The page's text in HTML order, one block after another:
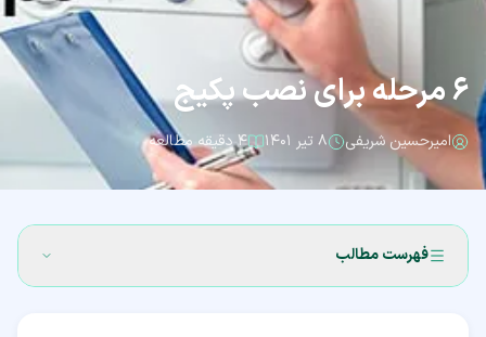
6 مرحله برای نصب پکیج
امیرحسین شریفی ۸ تیر ۱۴۰۱ ۴ دقیقه مطالعه
فهرست مطالب